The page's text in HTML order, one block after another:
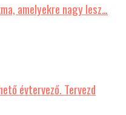
amelyekre nagy lesz…
évtervező. Tervezd